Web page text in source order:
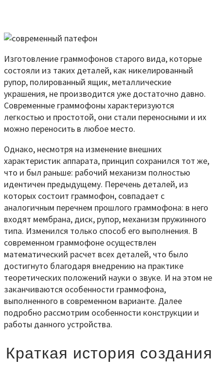
Изготовление граммофонов старого вида, которые
состояли из таких деталей, как никелированный
рупор, полированный ящик, металлические
украшения, не производится уже достаточно давно.
Современные граммофоны характеризуются
легкостью и простотой, они стали переносными и их
можно переносить в любое место.
Однако, несмотря на изменение внешних
характеристик аппарата, принцип сохранился тот же,
что и был раньше: рабочий механизм полностью
идентичен предыдущему. Перечень деталей, из
которых состоит граммофон, совпадает с
аналогичным перечнем прошлого граммофона: в него
входят мембрана, диск, рупор, механизм пружинного
типа. Изменился только способ его выполнения. В
современном граммофоне осуществлен
математический расчет всех деталей, что было
достигнуто благодаря внедрению на практике
теоретических положений науки о звуке. И на этом не
заканчиваются особенности граммофона,
выполненного в современном варианте. Далее
подробно рассмотрим особенности конструкции и
работы данного устройства.
Краткая история создания